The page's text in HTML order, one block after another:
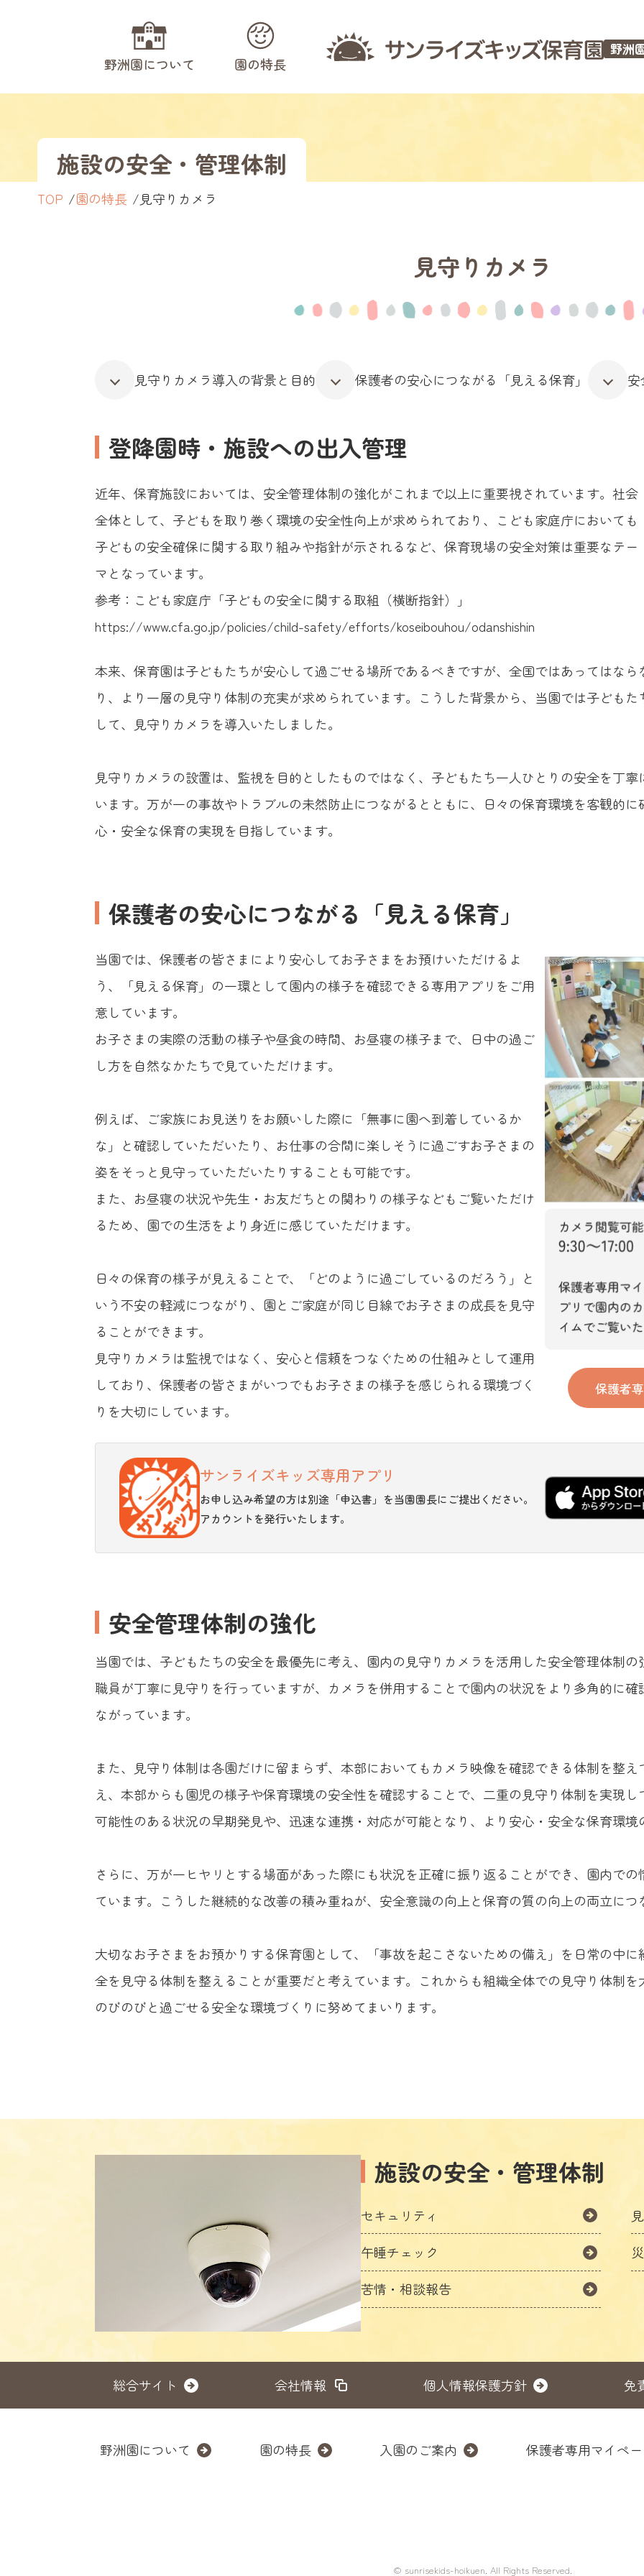
野洲園について 園の特長
野洲
施設の安全・管理体制
TOP 園の特長 見守りカメラ
見守りカメラ
見守りカメラ導入の背景と目的 保護者の安心につながる「見える保育」 安
登降園時・施設への出入管理
近年、保育施設においては、安全管理体制の強化がこれまで以上に重要視されています。社会
全体として、子どもを取り巻く環境の安全性向上が求められており、こども家庭庁においても
子どもの安全確保に関する取り組みや指針が示されるなど、保育現場の安全対策は重要なテー
マとなっています。
参考：こども家庭庁「子どもの安全に関する取組（横断指針）」
https://www.cfa.go.jp/policies/child-safety/efforts/koseibouhou/odanshishin
本来、保育園は子どもたちが安心して過ごせる場所であるべきですが、全国ではあってはな
り、より一層の見守り体制の充実が求められています。こうした背景から、当園では子ども
して、見守りカメラを導入いたしました。
見守りカメラの設置は、監視を目的としたものではなく、子どもたち一人ひとりの安全を丁
います。万が一の事故やトラブルの未然防止につながるとともに、日々の保育環境を客観的
心・安全な保育の実現を目指しています。
保護者の安心につながる「見える保育」
当園では、保護者の皆さまにより安心してお子さまをお預けいただけるよ
う、「見える保育」の一環として園内の様子を確認できる専用アプリをご用
意しています。
お子さまの実際の活動の様子や昼食の時間、お昼寝の様子まで、日中の過ご
し方を自然なかたちで見ていただけます。
例えば、ご家族にお見送りをお願いした際に「無事に園へ到着しているか
な」と確認していただいたり、お仕事の合間に楽しそうに過ごすお子さまの
姿をそっと見守っていただいたりすることも可能です。
また、お昼寝の状況や先生・お友だちとの関わりの様子などもご覧いただけ
るため、園での生活をより身近に感じていただけます。
日々の保育の様子が見えることで、「どのように過ごしているのだろう」と
いう不安の軽減につながり、園とご家庭が同じ目線でお子さまの成長を見守
ることができます。
見守りカメラは監視ではなく、安心と信頼をつなぐための仕組みとして運用
しており、保護者の皆さまがいつでもお子さまの様子を感じられる環境づく
りを大切にしています。
保護者
サンライズキッズ専用アプリ
お申し込み希望の方は別途「申込書」を当園園長にご提出ください。
アカウントを発行いたします。
安全管理体制の強化
当園では、子どもたちの安全を最優先に考え、園内の見守りカメラを活用した安全管理体制
職員が丁寧に見守りを行っていますが、カメラを併用することで園内の状況をより多角的に
ながっています。
また、見守り体制は各園だけに留まらず、本部においてもカメラ映像を確認できる体制を整
え、本部からも園児の様子や保育環境の安全性を確認することで、二重の見守り体制を実現
可能性のある状況の早期発見や、迅速な連携・対応が可能となり、より安心・安全な保育環
さらに、万が一ヒヤリとする場面があった際にも状況を正確に振り返ることができ、園内で
ています。こうした継続的な改善の積み重ねが、安全意識の向上と保育の質の向上の両立に
大切なお子さまをお預かりする保育園として、「事故を起こさないための備え」を日常の中
全を見守る体制を整えることが重要だと考えています。これからも組織全体での見守り体制
のびのびと過ごせる安全な環境づくりに努めてまいります。
施設の安全・管理体制
セキュリティ
午睡チェック
苦情・相談報告
総合サイト 会社情報 個人情報保護方針 免
野洲園について 園の特長 入園のご案内 保護者専用マイペ
© sunrisekids-hoikuen. All Rights Reserved.